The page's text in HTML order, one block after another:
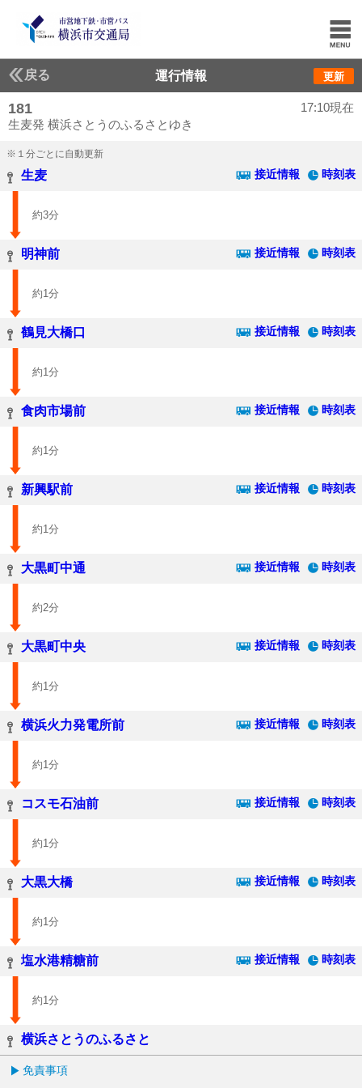
戻る 運行情報 更新
181
生麦発 横浜さとうのふるさとゆき
17:10現在
※１分ごとに自動更新
生麦 接近情報 時刻表
約3分
明神前 接近情報 時刻表
約1分
鶴見大橋口 接近情報 時刻表
約1分
食肉市場前 接近情報 時刻表
約1分
新興駅前 接近情報 時刻表
約1分
大黒町中通 接近情報 時刻表
約2分
大黒町中央 接近情報 時刻表
約1分
横浜火力発電所前 接近情報 時刻表
約1分
コスモ石油前 接近情報 時刻表
約1分
大黒大橋 接近情報 時刻表
約1分
塩水港精糖前 接近情報 時刻表
約1分
横浜さとうのふるさと
免責事項